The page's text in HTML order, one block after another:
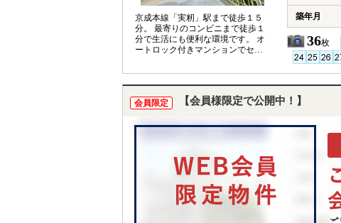
京成本線「実籾」駅まで徒歩１５
分。 最寄りのコンビニまで徒歩１
分で生活にも便利な環境です。 オ
ートロック付きマンションでセキ
築年月
36枚
会員限定 【会員様限定で公開中！】